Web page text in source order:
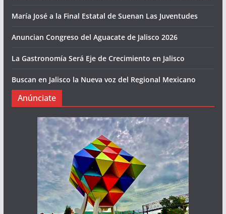
María José a la Final Estatal de Suenan Las Juventudes
Anuncian Congreso del Aguacate de Jalisco 2026
La Gastronomía Será Eje de Crecimiento en Jalisco
Buscan en Jalisco la Nueva voz del Regional Mexicano
Anúnciate